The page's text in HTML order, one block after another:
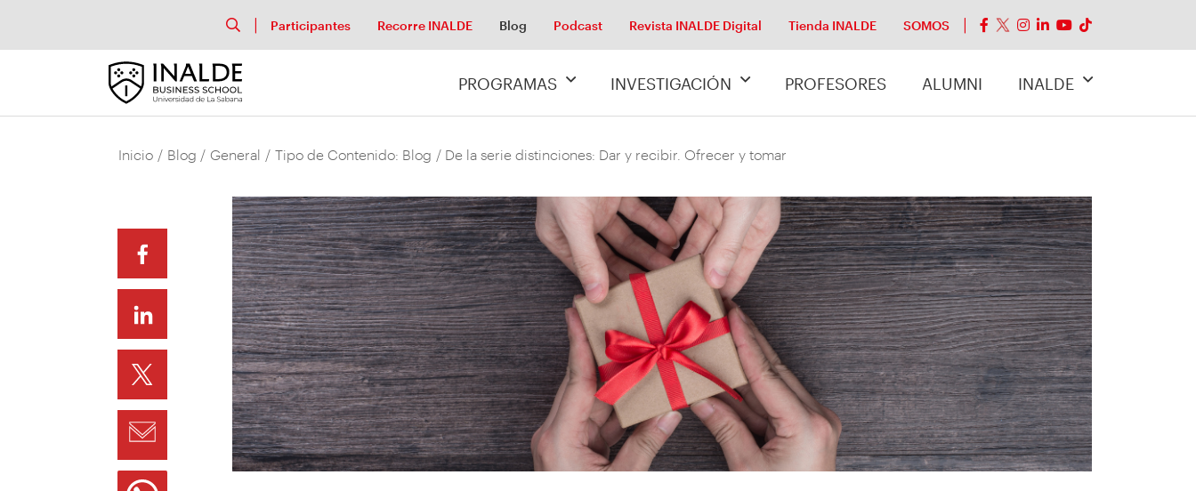
Participantes Recorre INALDE Blog Podcast Revista INALDE Digital Tienda INALDE SOMOS
PROGRAMAS INVESTIGACIÓN PROFESORES ALUMNI INALDE
Inicio / Blog / General / Tipo de Contenido: Blog / De la serie distinciones: Dar y recibir. Ofrecer y tomar